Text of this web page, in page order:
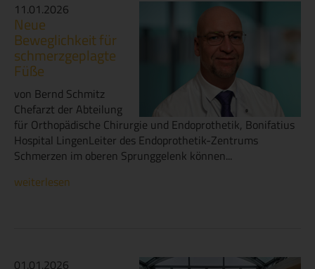
11.01.2026
Neue
Beweglichkeit für
schmerzgeplagte
Füße
von Bernd Schmitz
Chefarzt der Abteilung
für Orthopädische Chirurgie und Endoprothetik, Bonifatius
Hospital LingenLeiter des Endoprothetik-Zentrums
Schmerzen im oberen Sprunggelenk können...
weiterlesen
01.01.2026